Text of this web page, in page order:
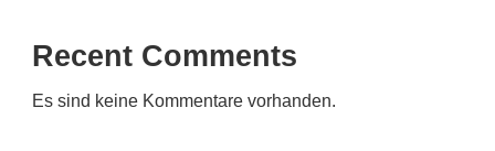
Recent Comments
Es sind keine Kommentare vorhanden.